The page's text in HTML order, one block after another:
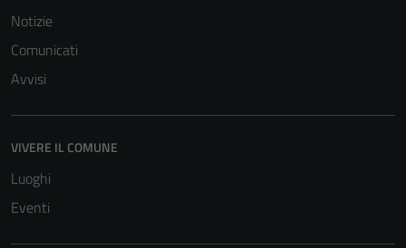
Notizie
Comunicati
Avvisi
VIVERE IL COMUNE
Luoghi
Eventi